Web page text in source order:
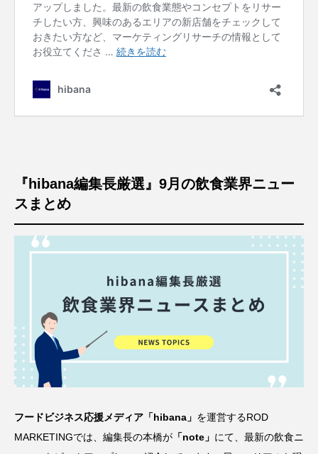
『hibana編集長厳選』9月の飲食業界ニュー
スまとめ
フードビジネス応援メディア「hibana」 を運営するROD
MARKETINGでは、編集長の本橋が 「note 」 にて、最新の飲食ニ